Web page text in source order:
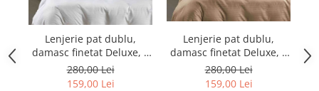
Lenjerie pat dublu,
damasc finetat Deluxe, 6
piese, cearceaf pat cu
elastic, Alb
280,00 Lei
159,00 Lei
Lenjerie pat dublu,
damasc finetat Deluxe, 6
piese, cearceaf pat cu
elastic, Maro
280,00 Lei
159,00 Lei